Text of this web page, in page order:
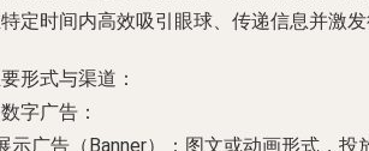
定时间内高效吸引眼球、传递信息并激发
形式与渠道：
数字广告 ：
示广告（Banner）
：图文或动画形式，投